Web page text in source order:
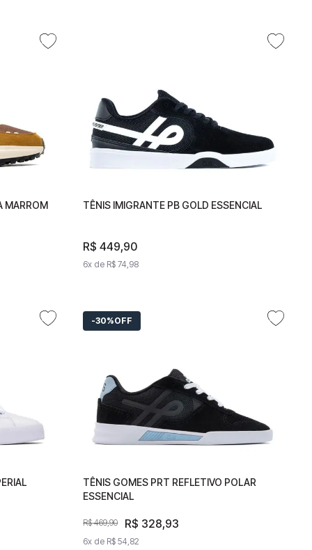
MARROM
TÊNIS IMIGRANTE PB GOLD ESSENCIAL
R$ 449,90
6x de R$ 74 98
TÊNIS IMIGRANTE PB GOLD
R$ 449,
6x deR$ 74
30%OFF
TÊNIS GOMES PRT REFLETIVO POLAR
ESSENCIAL
R$ 469,90 R$ 328,93
6x de R$ 54 82
TÊNIS GOMES PRT REFLETIVO
POLAR ESSENCIAL
R$ 469 90 R$ 328,
6x deR$ 54